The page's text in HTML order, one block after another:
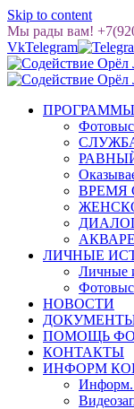
Skip to content
Мы рады вам!
VkTelegram
ПРОГРАММЫ
ВРЕМЯ
ЛИЧНЫЕ
Личные
НОВОСТИ
ПОМОЩЬ
КОНТАКТЫ
ИНФОРМ
Информ.